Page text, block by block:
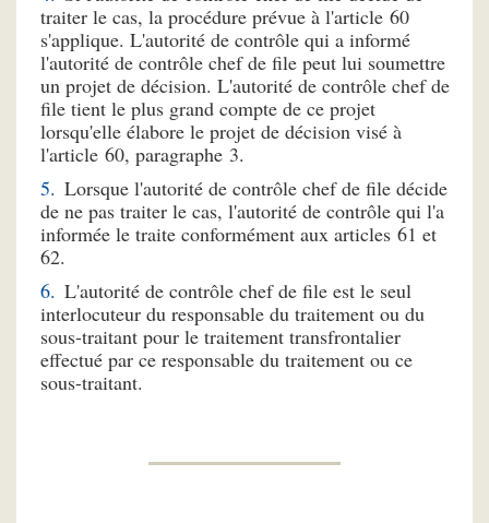
traiter le cas, la procédure prévue à l'article 60
s'applique. L'autorité de contrôle qui a informé
l'autorité de contrôle chef de file peut lui soumettre
un projet de décision. L'autorité de contrôle chef de
file tient le plus grand compte de ce projet
lorsqu'elle élabore le projet de décision visé à
l'article 60, paragraphe 3.
Lorsque l'autorité de contrôle chef de file décide
de ne pas traiter le cas, l'autorité de contrôle qui l'a
informée le traite conformément aux articles 61 et
62.
L'autorité de contrôle chef de file est le seul
interlocuteur du responsable du traitement ou du
sous-traitant pour le traitement transfrontalier
effectué par ce responsable du traitement ou ce
sous-traitant.